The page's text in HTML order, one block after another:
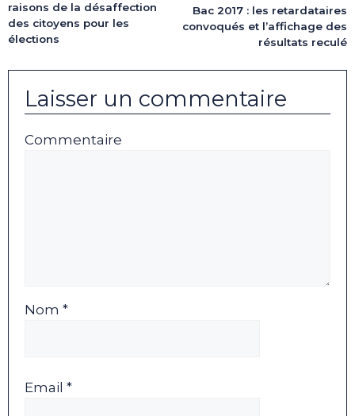
raisons de la désaffection
des citoyens pour les
élections
Bac 2017 : les retardataires
convoqués et l’affichage des
résultats reculé
Laisser un commentaire
Commentaire
Nom *
Email *